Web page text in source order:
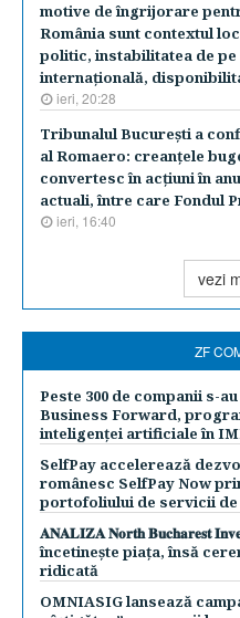
motive de îngrijorare
România sunt contextul
politic, instabilitatea de
internaţională,
ieri, 20:28
Tribunalul Bucureşti a
al Romaero: creanţele
convertesc în acţiuni în
actuali, între care Fondul
ieri, 16:40
vezi
ZF
Peste 300 de companii s-
Business Forward,
inteligenței artificiale în
SelfPay accelerează
românesc SelfPay Now
portofoliului de servicii de
𝐀𝐍𝐀𝐋𝐈𝐙𝐀 𝐍𝐨𝐫𝐭𝐡 𝐁𝐮𝐜𝐡𝐚𝐫𝐞𝐬𝐭
încetinește piața, însă
ridicată
OMNIASIG lansează